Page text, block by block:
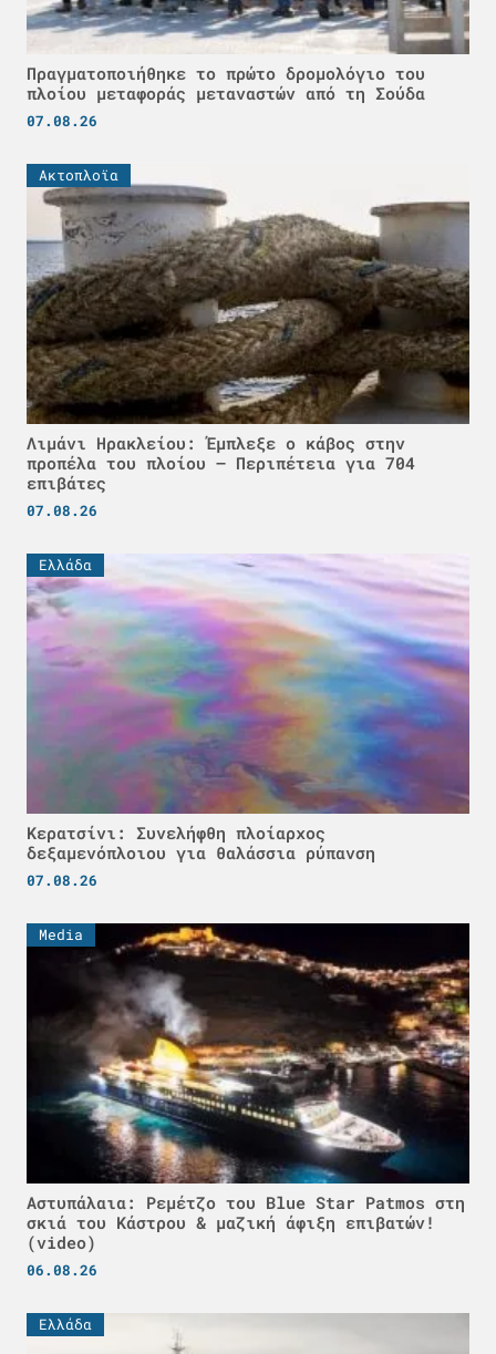
Πραγματοποιήθηκε το πρώτο δρομολόγιο του
πλοίου μεταφοράς μεταναστών από τη Σούδα
07.08.26
Ακτοπλοϊα
Λιμάνι Ηρακλείου: Έμπλεξε ο κάβος στην
προπέλα του πλοίου – Περιπέτεια για 704
επιβάτες
07.08.26
Ελλάδα
Κερατσίνι: Συνελήφθη πλοίαρχος
δεξαμενόπλοιου για θαλάσσια ρύπανση
07.08.26
Media
Αστυπάλαια: Ρεμέτζο του Blue Star Patmos στη
σκιά του Κάστρου & μαζική άφιξη επιβατών!
(video)
06.08.26
Ελλάδα